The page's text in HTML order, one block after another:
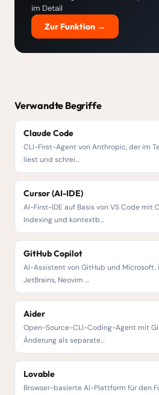
im Detail
Zur Funktion →
Verwandte Begriffe
Claude Code
CLI-First-Agent von Anthropic, der im
liest und schrei…
Cursor (AI-IDE)
AI-First-IDE auf Basis von VS Code mit
Indexing und kontextb…
GitHub Copilot
AI-Assistent von GitHub und Microsoft,
JetBrains, Neovim …
Aider
Open-Source-CLI-Coding-Agent mit
Änderung als separate…
Lovable
Browser-basierte AI-Plattform für den